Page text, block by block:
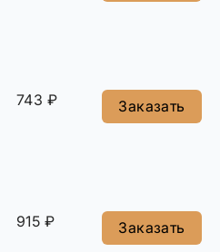
743 ₽ Заказать
915 ₽ Заказать